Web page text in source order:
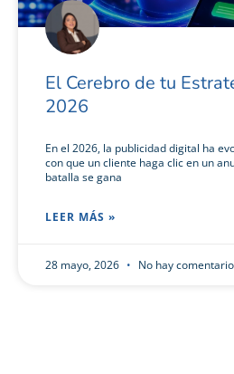
El Cerebro de tu
2026
En el 2026, la publicidad digital ha
con que un cliente haga clic en un
batalla se gana
LEER MÁS »
28 mayo, 2026 No hay